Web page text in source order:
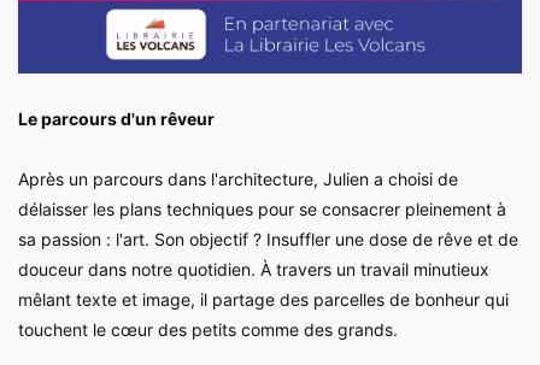
Le parcours d'un rêveur
Après un parcours dans l'architecture, Julien a choisi de
délaisser les plans techniques pour se consacrer pleinement à
sa passion : l'art. Son objectif ? Insuffler une dose de rêve et de
douceur dans notre quotidien. À travers un travail minutieux
mêlant texte et image, il partage des parcelles de bonheur qui
touchent le cœur des petits comme des grands.